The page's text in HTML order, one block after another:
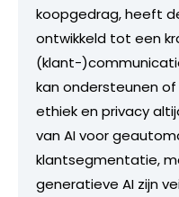
koopgedrag, heeft
ontwikkeld tot een
(klant-
kan ondersteunen
ethiek en privacy
van AI voor
klantsegmentatie,
generatieve AI zijn